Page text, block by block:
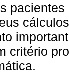
critério